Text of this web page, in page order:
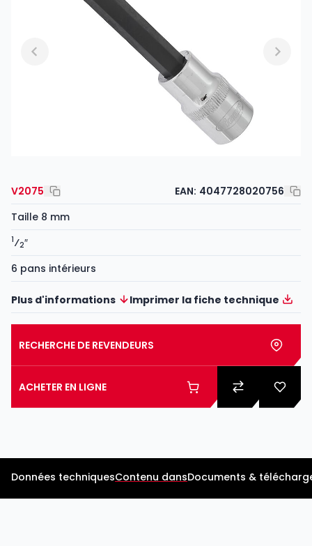
V2075 EAN: 4047728020756
Taille 8 mm
1⁄2″
6 pans intérieurs
Plus d'informations Imprimer la fiche technique
RECHERCHE DE REVENDEURS
ACHETER EN LIGNE
Données techniquesContenu dansDocuments &